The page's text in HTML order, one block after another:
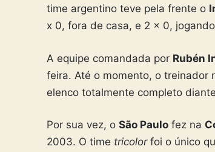
time argentino teve pela frente o
x 0, fora de casa, e 2 x 0,
A equipe comandada por Rubén
feira. Até o momento, o treinador
elenco totalmente completo
Por sua vez, o São Paulo fez na
2003. O time tricolorfoi o único